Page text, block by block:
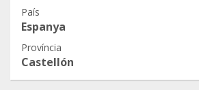
País
Espanya
Província
Castellón